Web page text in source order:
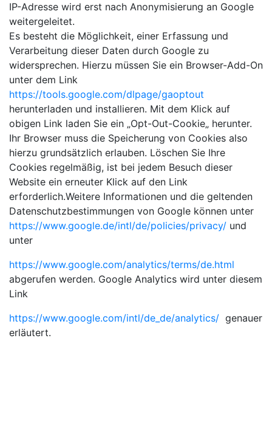
IP-Adresse wird erst nach Anonymisierung an Google
weitergeleitet.
Es besteht die Möglichkeit, einer Erfassung und
Verarbeitung dieser Daten durch Google zu
widersprechen. Hierzu müssen Sie ein Browser-Add-On
unter dem Link
https://tools.google.com/dlpage/gaoptout
herunterladen und installieren. Mit dem Klick auf
obigen Link laden Sie ein „Opt-Out-Cookie„ herunter.
Ihr Browser muss die Speicherung von Cookies also
hierzu grundsätzlich erlauben. Löschen Sie Ihre
Cookies regelmäßig, ist bei jedem Besuch dieser
Website ein erneuter Klick auf den Link
erforderlich.Weitere Informationen und die geltenden
Datenschutzbestimmungen von Google können unter
https://www.google.de/intl/de/policies/privacy/ und
unter
https://www.google.com/analytics/terms/de.html
abgerufen werden. Google Analytics wird unter diesem
Link
https://www.google.com/intl/de_de/analytics/ genauer
erläutert.